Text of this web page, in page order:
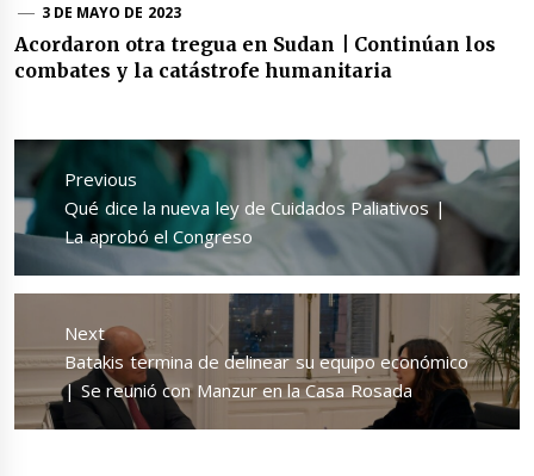
3 DE MAYO DE 2023
Acordaron otra tregua en Sudan | Continúan los
combates y la catástrofe humanitaria
Navegación
de
entradas
Previous
Previous
post:
Qué dice la nueva ley de Cuidados Paliativos |
La aprobó el Congreso
Next
Next
post:
Batakis termina de delinear su equipo económico
| Se reunió con Manzur en la Casa Rosada